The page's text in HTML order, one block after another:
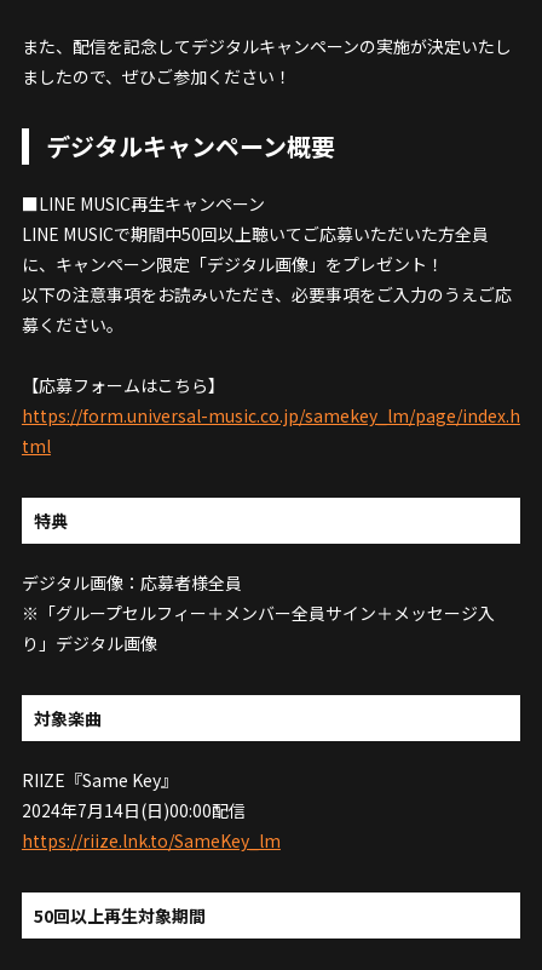
また、配信を記念してデジタルキャンペーンの実施が決定いたし
ましたので、ぜひご参加ください！
デジタルキャンペーン概要
■LINE MUSIC再生キャンペーン
LINE MUSICで期間中50回以上聴いてご応募いただいた方全員
に、キャンペーン限定「デジタル画像」をプレゼント！
以下の注意事項をお読みいただき、必要事項をご入力のうえご応
募ください。
【応募フォームはこちら】
https://form.universal-music.co.jp/samekey_lm/page/index.h
tml
特典
デジタル画像：応募者様全員
※「グループセルフィー＋メンバー全員サイン＋メッセージ入
り」デジタル画像
対象楽曲
RIIZE『Same Key』
2024年7月14日(日)00:00配信
https://riize.lnk.to/SameKey_lm
50回以上再生対象期間